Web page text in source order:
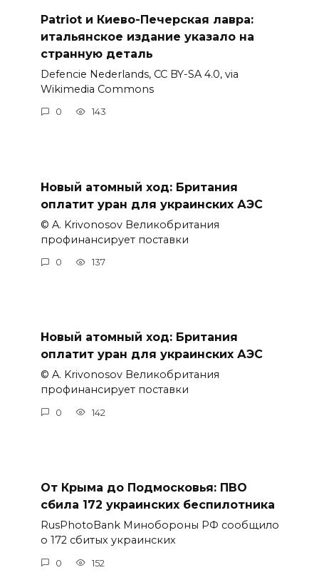
Patriot и Киево-Печерская лавра:
итальянское издание указало на
странную деталь
Defencie Nederlands, CC BY-SA 4.0, via
Wikimedia Commons
0 143
Новый атомный ход: Британия
оплатит уран для украинских АЭС
© A. Krivonosov Великобритания
профинансирует поставки
0 137
Новый атомный ход: Британия
оплатит уран для украинских АЭС
© A. Krivonosov Великобритания
профинансирует поставки
0 142
От Крыма до Подмосковья: ПВО
сбила 172 украинских беспилотника
RusPhotoBank Минобороны РФ сообщило
о 172 сбитых украинских
0 152